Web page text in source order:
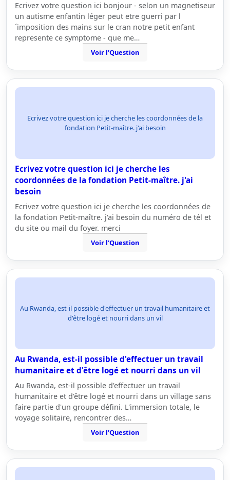
Ecrivez votre question ici bonjour - selon un magnetiseur
un autisme enfantin léger peut etre guerri par l
´imposition des mains sur le cran notre petit enfant
represente ce symptome - que me…
Voir l'Question
Ecrivez votre question ici je cherche les coordonnées de la
fondation Petit-maître. j'ai besoin
Ecrivez votre question ici je cherche les
coordonnées de la fondation Petit-maître. j'ai
besoin
Ecrivez votre question ici je cherche les coordonnées de
la fondation Petit-maître. j'ai besoin du numéro de tél et
du site ou mail du foyer. merci
Voir l'Question
Au Rwanda, est-il possible d'effectuer un travail humanitaire et
d'être logé et nourri dans un vil
Au Rwanda, est-il possible d'effectuer un travail
humanitaire et d'être logé et nourri dans un vil
Au Rwanda, est-il possible d'effectuer un travail
humanitaire et d'être logé et nourri dans un village sans
faire partie d'un groupe défini. L'immersion totale, le
voyage solitaire, rencontrer des…
Voir l'Question